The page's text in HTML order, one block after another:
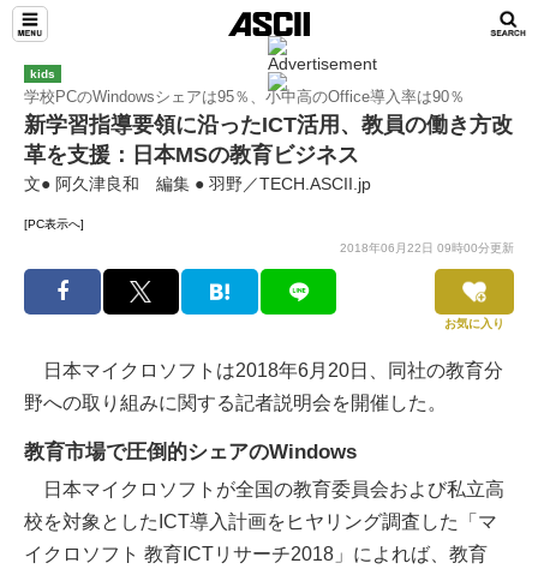
kids
学校PCのWindowsシェアは95％、小中高のOffice導入率は90％
新学習指導要領に沿ったICT活用、教員の働き方改
革を支援：日本MSの教育ビジネス
文● 阿久津良和 編集 ● 羽野／TECH.ASCII.jp
[PC表示へ]
2018年06月22日 09時00分更新
お気に入り
日本マイクロソフトは2018年6月20日、同社の教育分
野への取り組みに関する記者説明会を開催した。
教育市場で圧倒的シェアのWindows
日本マイクロソフトが全国の教育委員会および私立高
校を対象としたICT導入計画をヒヤリング調査した「マ
イクロソフト 教育ICTリサーチ2018」によれば、教育